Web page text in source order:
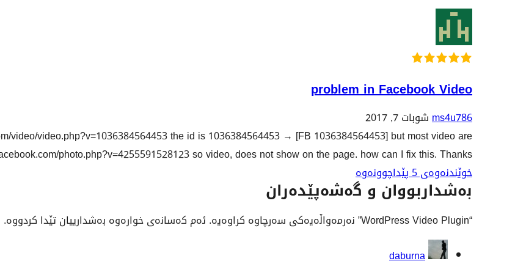
problem in Facebook Video
ms4u786شوبات 7, 2017
video/video.php?v=1036384564453 the id is 1036384564453 → [FB 1036384564453] but most video are
photo.php?v=4255591528123 so video, does not show on the page. how can I fix this. Thanks
خوێندنەوەی 5 پێداچوونەوە
بەشداربووان و گەشەپێدەران
“WordPress Video Plugin” نەرمەواڵەیەکی سەرچاوە کراوەیە. ئەم کەسانەی خوارەوە بەشدارییان تێدا کردووە.
بەشداربووانdaburna